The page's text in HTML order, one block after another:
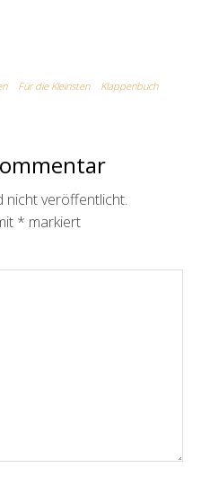
Für die Kleinsten
Klappenbuch
nicht veröffentlicht.
* markiert